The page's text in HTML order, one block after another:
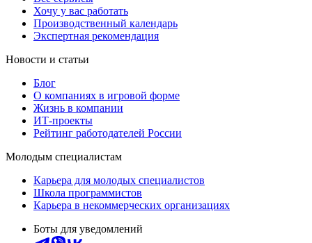
Хочу у вас работать
Производственный календарь
Экспертная рекомендация
Новости и статьи
Блог
О компаниях в игровой форме
Жизнь в компании
ИТ-проекты
Рейтинг работодателей России
Молодым специалистам
Карьера для молодых специалистов
Школа программистов
Карьера в некоммерческих организациях
Боты для уведомлений